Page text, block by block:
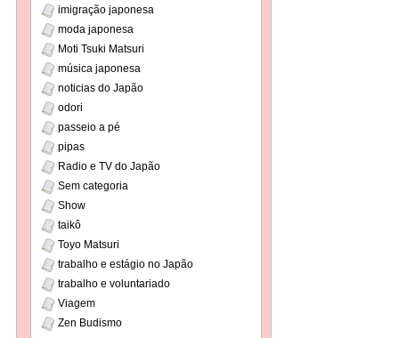
imigração japonesa
moda japonesa
Moti Tsuki Matsuri
música japonesa
noticias do Japão
odori
passeio a pé
pipas
Radio e TV do Japão
Sem categoria
Show
taikô
Toyo Matsuri
trabalho e estágio no Japão
trabalho e voluntariado
Viagem
Zen Budismo